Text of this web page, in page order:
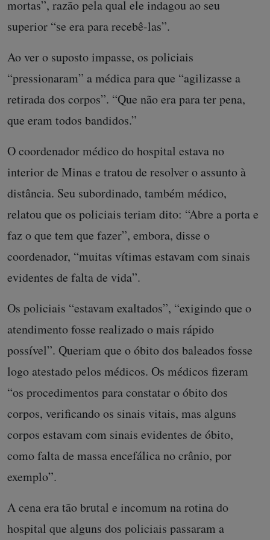
mortas”, razão pela qual ele indagou ao seu
superior “se era para recebê-las”.
Ao ver o suposto impasse, os policiais
“pressionaram” a médica para que “agilizasse a
retirada dos corpos”. “Que não era para ter pena,
que eram todos bandidos.”
O coordenador médico do hospital estava no
interior de Minas e tratou de resolver o assunto à
distância. Seu subordinado, também médico,
relatou que os policiais teriam dito: “Abre a porta e
faz o que tem que fazer”, embora, disse o
coordenador, “muitas vítimas estavam com sinais
evidentes de falta de vida”.
Os policiais “estavam exaltados”, “exigindo que o
atendimento fosse realizado o mais rápido
possível”. Queriam que o óbito dos baleados fosse
logo atestado pelos médicos. Os médicos fizeram
“os procedimentos para constatar o óbito dos
corpos, verificando os sinais vitais, mas alguns
corpos estavam com sinais evidentes de óbito,
como falta de massa encefálica no crânio, por
exemplo”.
A cena era tão brutal e incomum na rotina do
hospital que alguns dos policiais passaram a